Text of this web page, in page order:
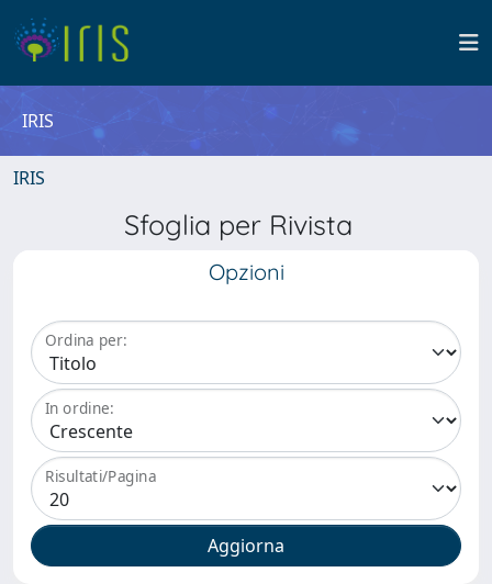
IRIS
IRIS
Sfoglia per Rivista
Opzioni
Ordina per:
In ordine:
Risultati/Pagina